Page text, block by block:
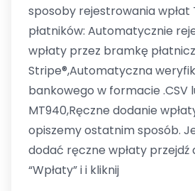
sposoby rejestrowania wpłat
płatników: Automatycznie
wpłaty przez bramkę
Stripe®,Automatyczna
bankowego w formacie .CSV
MT940,Ręczne dodanie
opiszemy ostatnim sposób.
dodać ręczne wpłaty przejdź
“Wpłaty” i i kliknij